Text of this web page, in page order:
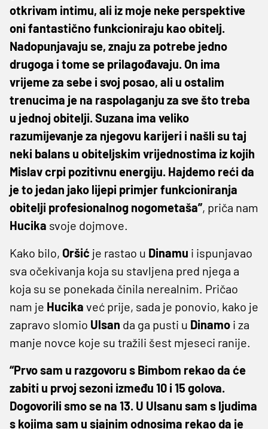
otkrivam intimu, ali iz moje neke perspektive
oni fantastično funkcioniraju kao obitelj.
Nadopunjavaju se, znaju za potrebe jedno
drugoga i tome se prilagođavaju. On ima
vrijeme za sebe i svoj posao, ali u ostalim
trenucima je na raspolaganju za sve što treba
u jednoj obitelji. Suzana ima veliko
razumijevanje za njegovu karijeri i našli su taj
neki balans u obiteljskim vrijednostima iz kojih
Mislav crpi pozitivnu energiju. Hajdemo reći da
je to jedan jako lijepi primjer funkcioniranja
obitelji profesionalnog nogometaša”, priča nam
Hucika svoje dojmove.
Kako bilo, Oršić je rastao u Dinamu i ispunjavao
sva očekivanja koja su stavljena pred njega a
koja su se ponekada činila nerealnim. Pričao
nam je Hucika već prije, sada je ponovio, kako je
zapravo slomio Ulsan da ga pusti u Dinamo i za
manje novce koje su tražili šest mjeseci ranije.
“Prvo sam u razgovoru s Bimbom rekao da će
zabiti u prvoj sezoni između 10 i 15 golova.
Dogovorili smo se na 13. U Ulsanu sam s ljudima
s kojima sam u sjajnim odnosima rekao da je